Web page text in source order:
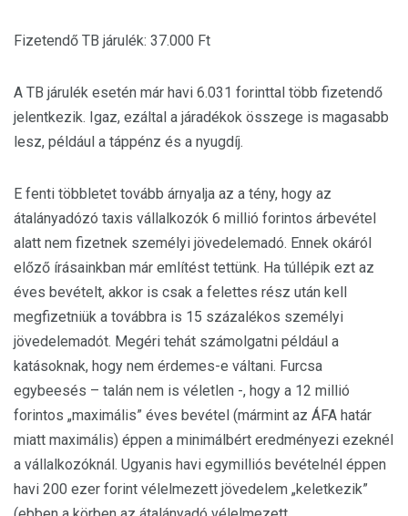
Fizetendő TB járulék: 37.000 Ft
A TB járulék esetén már havi 6.031 forinttal több fizetendő
jelentkezik. Igaz, ezáltal a járadékok összege is magasabb
lesz, például a táppénz és a nyugdíj.
E fenti többletet tovább árnyalja az a tény, hogy az
átalányadózó taxis vállalkozók 6 millió forintos árbevétel
alatt nem fizetnek személyi jövedelemadó. Ennek okáról
előző írásainkban már említést tettünk. Ha túllépik ezt az
éves bevételt, akkor is csak a felettes rész után kell
megfizetniük a továbbra is 15 százalékos személyi
jövedelemadót. Megéri tehát számolgatni például a
katásoknak, hogy nem érdemes-e váltani. Furcsa
egybeesés – talán nem is véletlen -, hogy a 12 millió
forintos „maximális” éves bevétel (mármint az ÁFA határ
miatt maximális) éppen a minimálbért eredményezi ezeknél
a vállalkozóknál. Ugyanis havi egymilliós bevételnél éppen
havi 200 ezer forint vélelmezett jövedelem „keletkezik”